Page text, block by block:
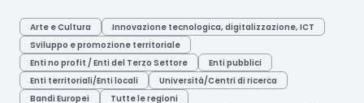
Arte e Cultura
Innovazione tecnologica, digitalizzazione, ICT
Sviluppo e promozione territoriale
Enti no profit / Enti del Terzo Settore
Enti pubblici
Enti territoriali/Enti locali
Università/Centri di ricerca
Bandi Europei
Tutte le regioni